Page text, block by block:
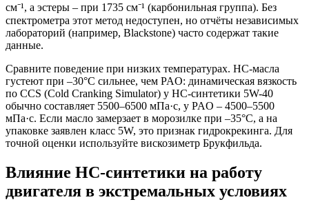
см⁻¹, а эстеры – при 1735 см⁻¹ (карбонильная группа). Без
спектрометра этот метод недоступен, но отчёты независимых
лабораторий (например, Blackstone) часто содержат такие
данные.
Сравните поведение при низких температурах. HC-масла
густеют при –30°C сильнее, чем PAO: динамическая вязкость
по CCS (Cold Cranking Simulator) у HC-синтетики 5W-40
обычно составляет 5500–6500 мПа·с, у PAO – 4500–5500
мПа·с. Если масло замерзает в морозилке при –35°C, а на
упаковке заявлен класс 5W, это признак гидрокрекинга. Для
точной оценки используйте вискозиметр Брукфильда.
Влияние HC-синтетики на работу
двигателя в экстремальных условиях